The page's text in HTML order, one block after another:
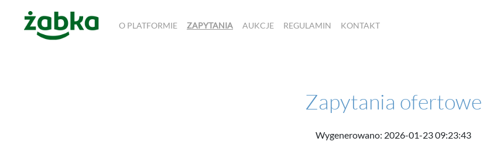
O PLATFORMIE ZAPYTANIA AUKCJE REGULAMIN KONTAKT
Zapytania ofertowe
Wygenerowano: 2026-01-23 09:23:43